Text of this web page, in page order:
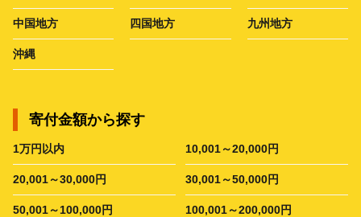
中国地方 四国地方 九州地方
沖縄
寄付金額から探す
1万円以内 10,001～20,000円
20,001～30,000円 30,001～50,000円
50,001～100,000円 100,001～200,000円